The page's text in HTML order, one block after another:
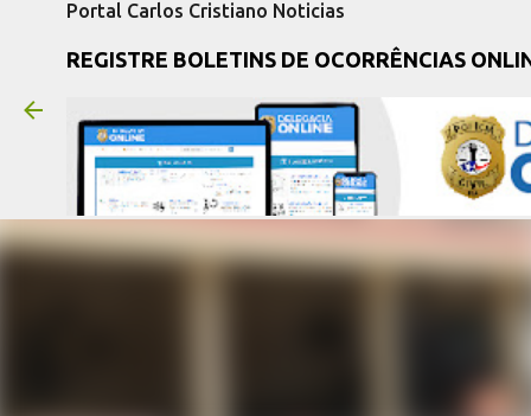
Portal Carlos Cristiano Noticias
REGISTRE BOLETINS DE OCORRÊNCIAS